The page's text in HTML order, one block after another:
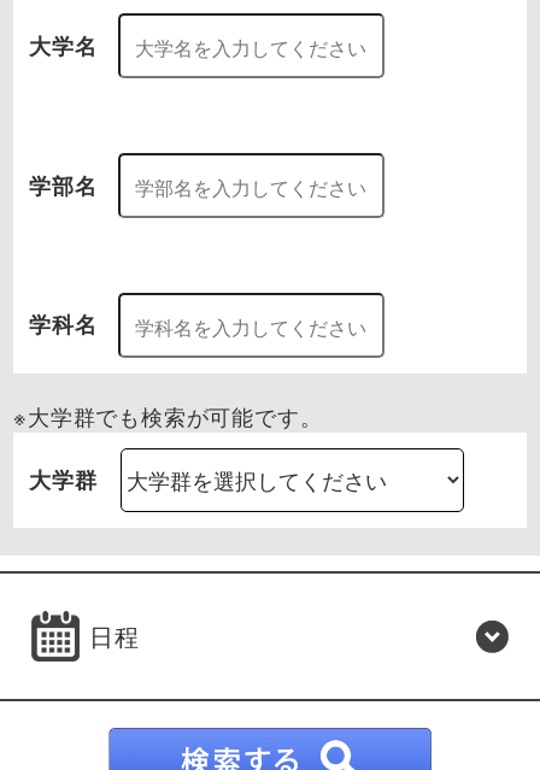
大学名
学部名
学科名
※大学群でも検索が可能です。
大学群
日程